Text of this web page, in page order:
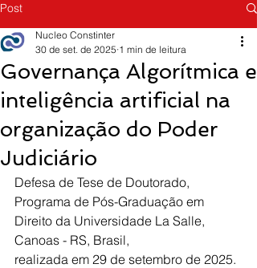
Post
Governança Algorítmica e
inteligência artificial na
organização do Poder
Judiciário
Nucleo Constinter
30 de set. de 2025 1 min de leitura
Defesa de Tese de Doutorado,
Programa de Pós-Graduação em
Direito da Universidade La Salle,
Canoas - RS, Brasil,
realizada em 29 de setembro de 2025.